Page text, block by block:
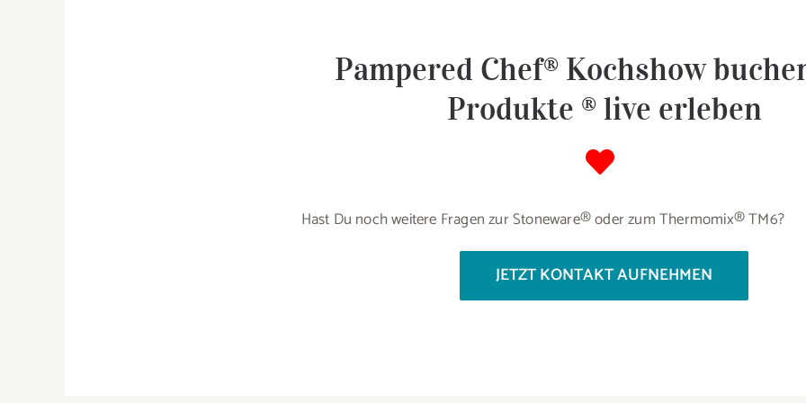
Pampered Chef® Kochshow
Produkte ® live erleben
Hast Du noch weitere Fragen zur Stoneware® oder zum Thermomix® TM6?
JETZT KONTAKT AUFNEHMEN